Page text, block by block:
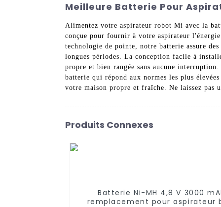
Meilleure Batterie Pour
Alimentez votre aspirateur robot Mi avec la
conçue pour fournir à votre aspirateur
technologie de pointe, notre batterie assure
longues périodes. La conception facile à
propre et bien rangée sans aucune
batterie qui répond aux normes les plus
votre maison propre et fraîche. Ne laissez pas
Produits Connexes
Batterie Ni-MH 4,8 V 3000
remplacement pour aspirateur